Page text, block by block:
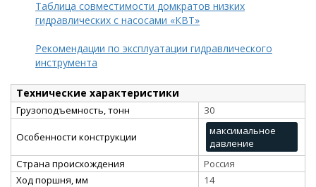
Таблица совместимости домкратов низких
гидравлических с насосами «КВТ»
Рекомендации по эксплуатации гидравлического
инструмента
Технические характеристики
Грузоподъемность, тонн 30
Особенности конструкции
максимальное
давление
Страна происхождения
Россия
Ход поршня, мм
14